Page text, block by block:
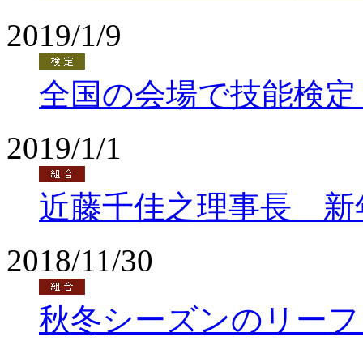
2019/1/9
全国の会場で技能検
2019/1/1
近藤千佳之理事長 新
2018/11/30
秋冬シーズンのリー